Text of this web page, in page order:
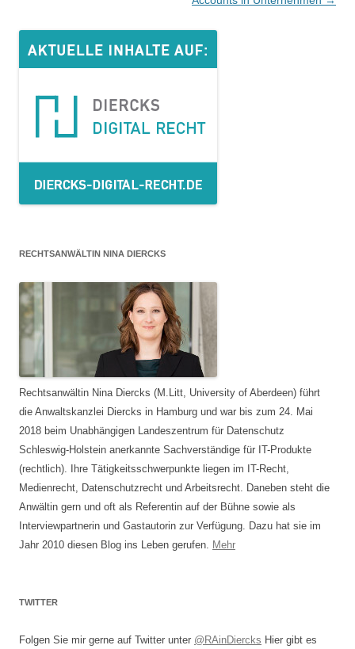
RECHTSANWÄLTIN NINA DIERCKS
Rechtsanwältin Nina Diercks (M.Litt, University of Aberdeen) führt
die Anwaltskanzlei Diercks in Hamburg und war bis zum 24. Mai
2018 beim Unabhängigen Landeszentrum für Datenschutz
Schleswig-Holstein anerkannte Sachverständige für IT-Produkte
(rechtlich). Ihre Tätigkeitsschwerpunkte liegen im IT-Recht,
Medienrecht, Datenschutzrecht und Arbeitsrecht. Daneben steht die
Anwältin gern und oft als Referentin auf der Bühne sowie als
Interviewpartnerin und Gastautorin zur Verfügung. Dazu hat sie im
Jahr 2010 diesen Blog ins Leben gerufen. Mehr
TWITTER
Folgen Sie mir gerne auf Twitter unter @RAinDiercks Hier gibt es